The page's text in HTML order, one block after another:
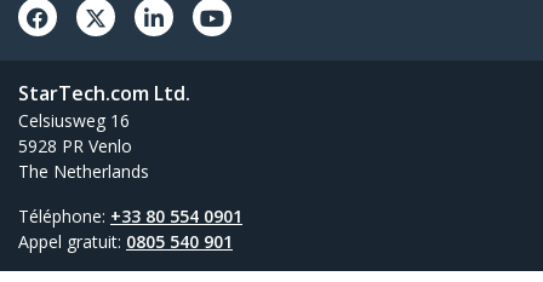
StarTech.com Ltd.
Celsiusweg 16
5928 PR Venlo
The Netherlands
Téléphone: +33 80 554 0901
Appel gratuit: 0805 540 901